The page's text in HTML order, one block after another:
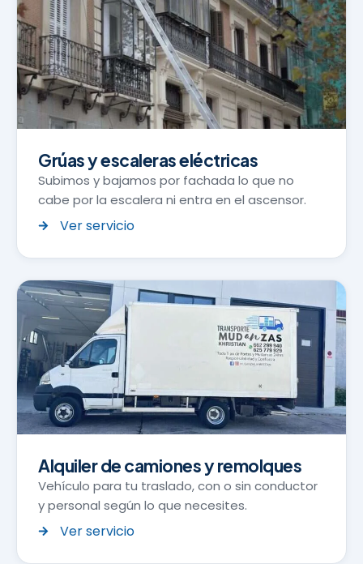
Grúas y escaleras eléctricas
Subimos y bajamos por fachada lo que no
cabe por la escalera ni entra en el ascensor.
Ver servicio
Alquiler de camiones y remolques
Vehículo para tu traslado, con o sin conductor
y personal según lo que necesites.
Ver servicio